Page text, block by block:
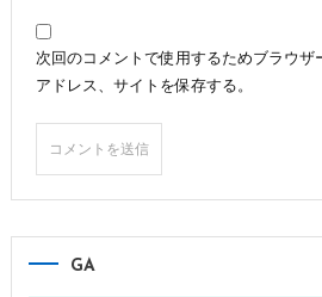
次回のコメントで使用するためブラウ
アドレス、サイトを保存する。
GA